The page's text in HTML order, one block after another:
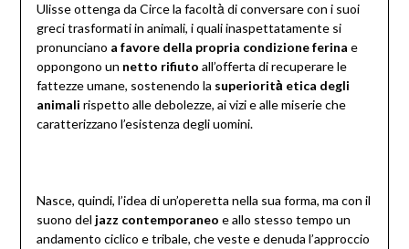
Ulisse ottenga da Circe la facoltà̀ di conversare con i suoi
greci trasformati in animali, i quali inaspettatamente si
pronunciano a favore della propria condizione ferina e
oppongono un netto rifiuto all’offerta di recuperare le
fattezze umane, sostenendo la superiorità̀ etica degli
animali rispetto alle debolezze, ai vizi e alle miserie che
caratterizzano l’esistenza degli uomini.
Nasce, quindi, l’idea di un’operetta nella sua forma, ma con il
suono del jazz contemporaneo e allo stesso tempo un
andamento ciclico e tribale, che veste e denuda l’approccio